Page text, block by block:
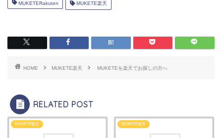
MUKETERakuten MUKETE楽天
HOME MUKETE楽天 MUKETEを楽天でお探しの方へ
RELATED POST
MUKETE楽天 MUKETE楽天